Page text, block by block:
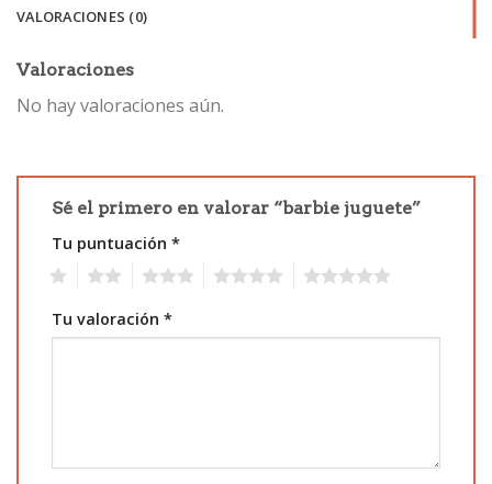
VALORACIONES (0)
Valoraciones
No hay valoraciones aún.
Sé el primero en valorar “barbie juguete”
Tu puntuación *
Tu valoración *